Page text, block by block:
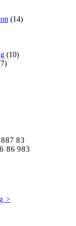
(14)
(10)
83
86 983
>